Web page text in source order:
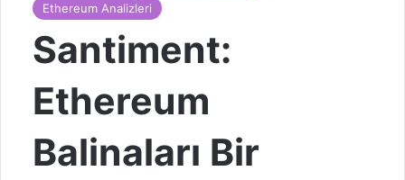
Ethereum Analizleri
Santiment:
Ethereum
Balinaları Bir